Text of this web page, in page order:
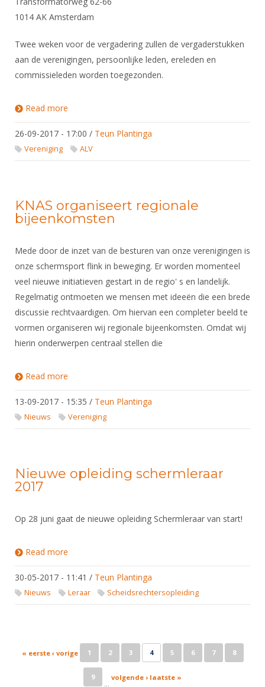
1014 AK Amsterdam
Twee weken voor de vergadering zullen de vergaderstukken
aan de verenigingen, persoonlijke leden, ereleden en
commissieleden worden toegezonden.
Read more
26-09-2017 - 17:00 / Teun Plantinga
Vereniging ALV
KNAS organiseert regionale
bijeenkomsten
Mede door de inzet van de besturen van onze verenigingen is
onze schermsport flink in beweging. Er worden momenteel
veel nieuwe initiatieven gestart in de regio' s en landelijk.
Regelmatig ontmoeten we mensen met ideeën die een brede
discussie rechtvaardigen. Om hiervan een completer beeld te
vormen organiseren wij regionale bijeenkomsten. Omdat wij
hierin onderwerpen centraal stellen die
Read more
13-09-2017 - 15:35 / Teun Plantinga
Nieuws Vereniging
Nieuwe opleiding schermleraar
2017
Op 28 juni gaat de nieuwe opleiding Schermleraar van start!
Read more
30-05-2017 - 11:41 / Teun Plantinga
Nieuws Leraar Scheidsrechtersopleiding
Pages
« eerste ‹ vorige 1 2 3 4 5 6 7 8
9
…
volgende › laatste »